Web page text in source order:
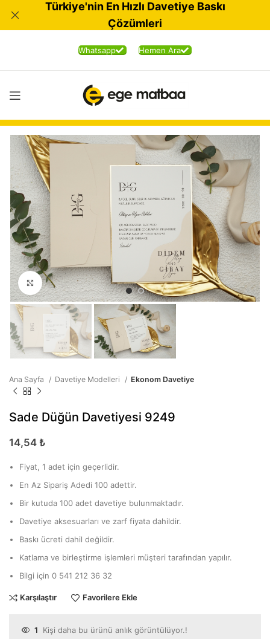
Whatsapp Hemen Ara
Büyütmek için tıklayın
Ana Sayfa Davetiye Modelleri Ekonom Davetiye
Sade Düğün Davetiyesi 9249
14,54 ₺
Fiyat, 1 adet için geçerlidir.
En Az Sipariş Adedi 100 adettir.
Bir kutuda 100 adet davetiye bulunmaktadır.
Davetiye aksesuarları ve zarf fiyata dahildir.
Baskı ücreti dahil değildir.
Katlama ve birleştirme işlemleri müşteri tarafından yapılır.
Bilgi için 0 541 212 36 32
Karşılaştır Favorilere Ekle
1 Kişi daha bu ürünü anlık görüntülüyor.!
Türkiye'nin En Hızlı Davetiye Baskı
Çözümleri